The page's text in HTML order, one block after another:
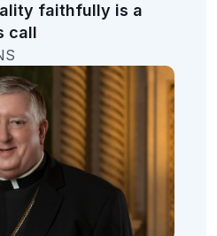
faithfully is a
call